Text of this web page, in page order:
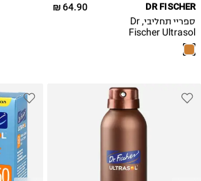
64.90 ₪ DR FISCHER
ספריי תחליבי, Dr
Fischer Ultrasol
high protection
sunscreen lotion